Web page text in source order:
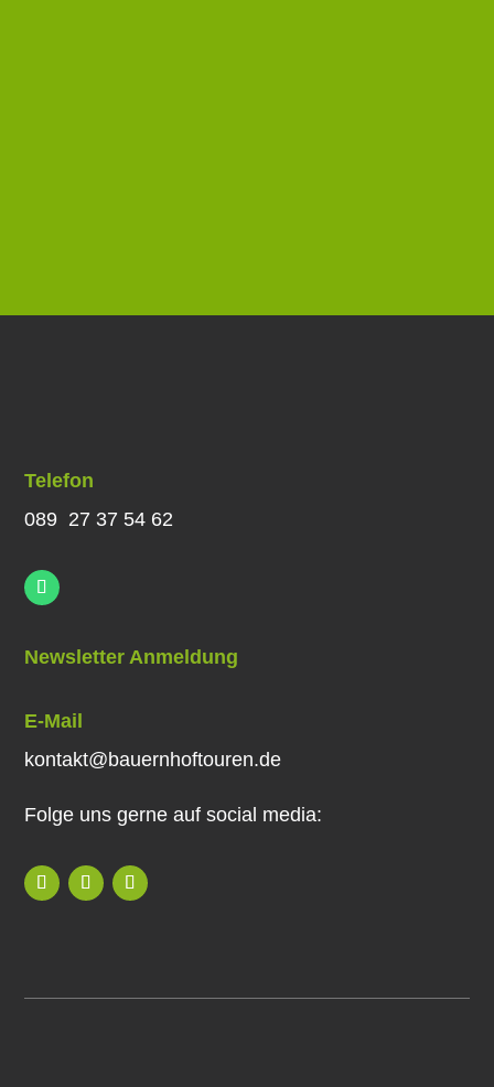
Telefon
089 27 37 54 62
Newsletter Anmeldung
E-Mail
kontakt@bauernhoftouren.de
Folge uns gerne auf social media: